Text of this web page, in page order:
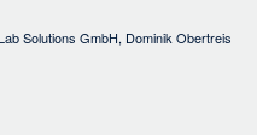
Solutions GmbH, Dominik Obertreis